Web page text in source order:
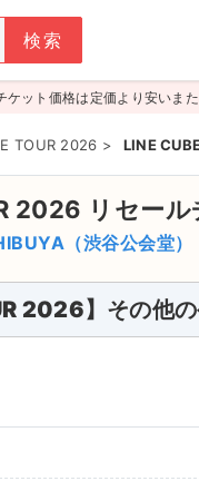
ット価格は定価より安いまた
TOUR 2026 > LINE
2026 リセー
（渋谷公会堂）
2026】その他